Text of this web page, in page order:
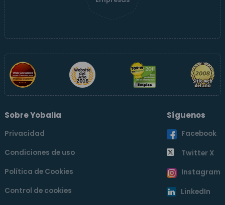
Sobre Yobalia
Privacidad
Condiciones de uso
Política de Cookies
Control de cookies
Síguenos
Facebook
Twitter X
Instagram
LinkedIn